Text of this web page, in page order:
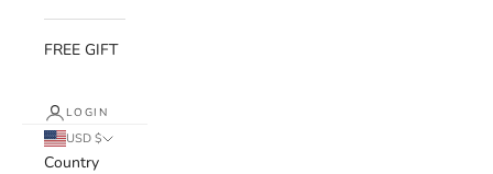
FREE GIFT
LOGIN
USD $
Country